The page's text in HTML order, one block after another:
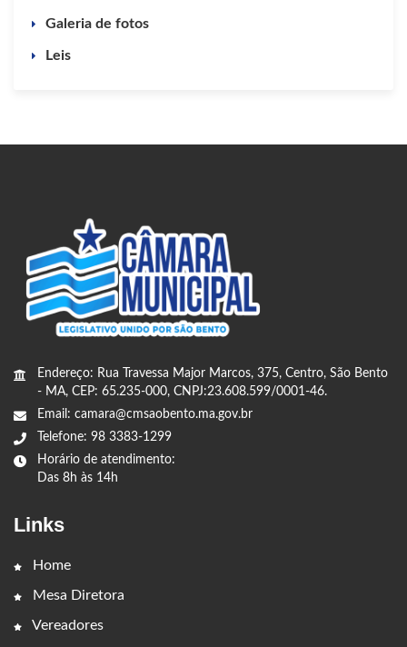
Galeria de fotos
Leis
Endereço: Rua Travessa Major Marcos, 375, Centro, São Bento
- MA, CEP: 65.235-000, CNPJ:23.608.599/0001-46.
Email: camara@cmsaobento.ma.gov.br
Telefone: 98 3383-1299
Horário de atendimento:
Das 8h às 14h
Links
Home
Mesa Diretora
Vereadores